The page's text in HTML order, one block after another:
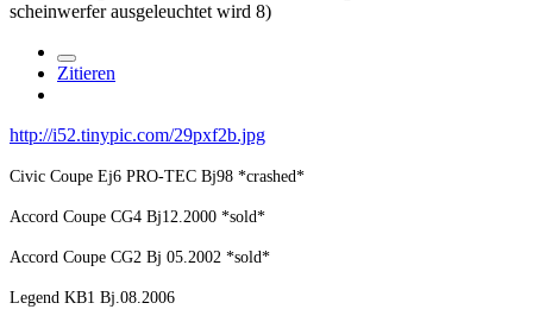
scheinwerfer ausgeleuchtet wird 8)
Zitieren
http://i52.tinypic.com/29pxf2b.jpg
Civic Coupe Ej6 PRO-TEC Bj98 *crashed*
Accord Coupe CG4 Bj12.2000 *sold*
Accord Coupe CG2 Bj 05.2002 *sold*
Legend KB1 Bj.08.2006